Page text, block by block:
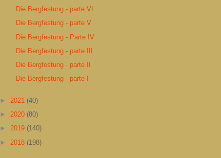
Die Bergfestung - parte VI
Die Bergfestung - parte V
Die Bergfestung - Parte IV
Die Bergfestung - parte III
Die Bergfestung - parte II
Die Bergfestung - parte I
► 2021 (40)
► 2020 (80)
► 2019 (140)
► 2018 (198)